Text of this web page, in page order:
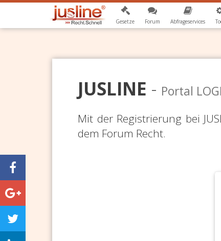
Gesetze Forum Abfrageservices
JUSLINE - Portal
Mit der Registrierung bei
dem Forum Recht.